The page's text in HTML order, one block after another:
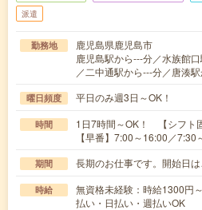
派遣
勤務地
鹿児島県鹿児島市
鹿児島駅から---分／水族館
／二中通駅から---分／唐湊
曜日頻度 平日のみ週3日～OK！
時間
1日7時間～OK！ 【シフト
【早番】7:00～16:00／
期間 長期のお仕事です。開始日
時給
無資格未経験：時給1300
払い・日払い・週払いOK